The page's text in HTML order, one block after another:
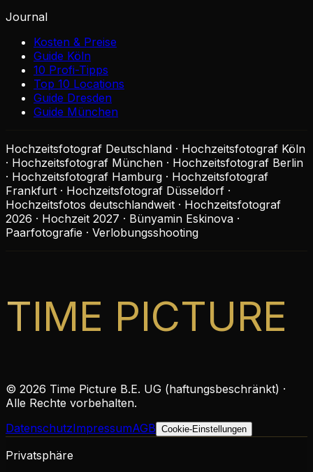
Journal
Kosten & Preise
Guide Köln
10 Profi-Tipps
Top 10 Locations
Guide Dresden
Guide München
Hochzeitsfotograf Deutschland · Hochzeitsfotograf Köln
· Hochzeitsfotograf München · Hochzeitsfotograf Berlin
· Hochzeitsfotograf Hamburg · Hochzeitsfotograf
Frankfurt · Hochzeitsfotograf Düsseldorf ·
Hochzeitsfotos deutschlandweit · Hochzeitsfotograf
2026 · Hochzeit 2027 · Bünyamin Eskinova ·
Paarfotografie · Verlobungsshooting
TIME PICTURE
© 2026 Time Picture B.E. UG (haftungsbeschränkt) ·
Alle Rechte vorbehalten.
DatenschutzImpressumAGB Cookie-Einstellungen
Privatsphäre